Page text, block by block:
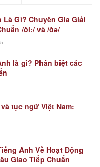
Gì? Chuyên Gia Giải
/ðiː/ và /ðə/
là gì? Phân biệt các
tục ngữ Việt Nam:
Anh Về Hoạt Động
Giao Tiếp Chuẩn